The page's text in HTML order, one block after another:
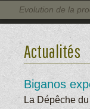
Evolution de la
Actualités
Biganos
La Dépêche